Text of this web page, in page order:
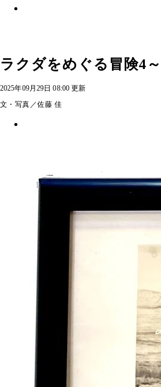
ラクダをめぐる冒険4
2025年09月29日 08:00 更新
文・写真／佐藤 佳